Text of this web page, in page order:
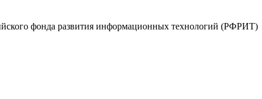
фонда развития информационных технологий (РФРИТ)